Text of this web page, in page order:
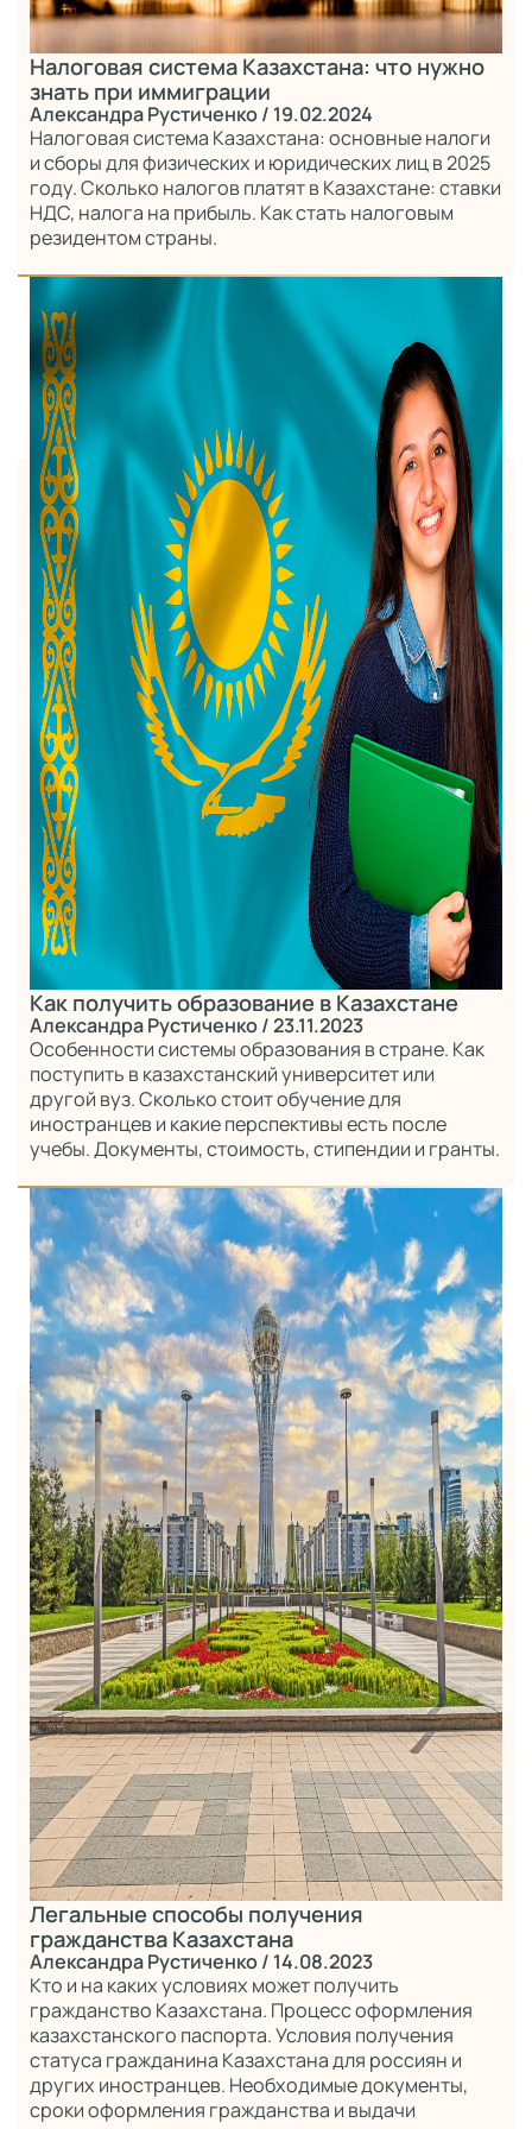
Налоговая система Казахстана: что нужно
знать при иммиграции
Александра Рустиченко/ 19.02.2024
Налоговая система Казахстана: основные налоги
и сборы для физических и юридических лиц в 2025
году. Сколько налогов платят в Казахстане: ставки
НДС, налога на прибыль. Как стать налоговым
резидентом страны.
Как получить образование в Казахстане
Александра Рустиченко/ 23.11.2023
Особенности системы образования в стране. Как
поступить в казахстанский университет или
другой вуз. Сколько стоит обучение для
иностранцев и какие перспективы есть после
учебы. Документы, стоимость, стипендии и гранты.
Легальные способы получения
гражданства Казахстана
Александра Рустиченко/ 14.08.2023
Кто и на каких условиях может получить
гражданство Казахстана. Процесс оформления
казахстанского паспорта. Условия получения
статуса гражданина Казахстана для россиян и
других иностранцев. Необходимые документы,
сроки оформления гражданства и выдачи